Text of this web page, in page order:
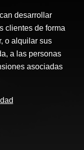
desarrollar
clientes de forma
o alquilar sus
a las personas
asociadas